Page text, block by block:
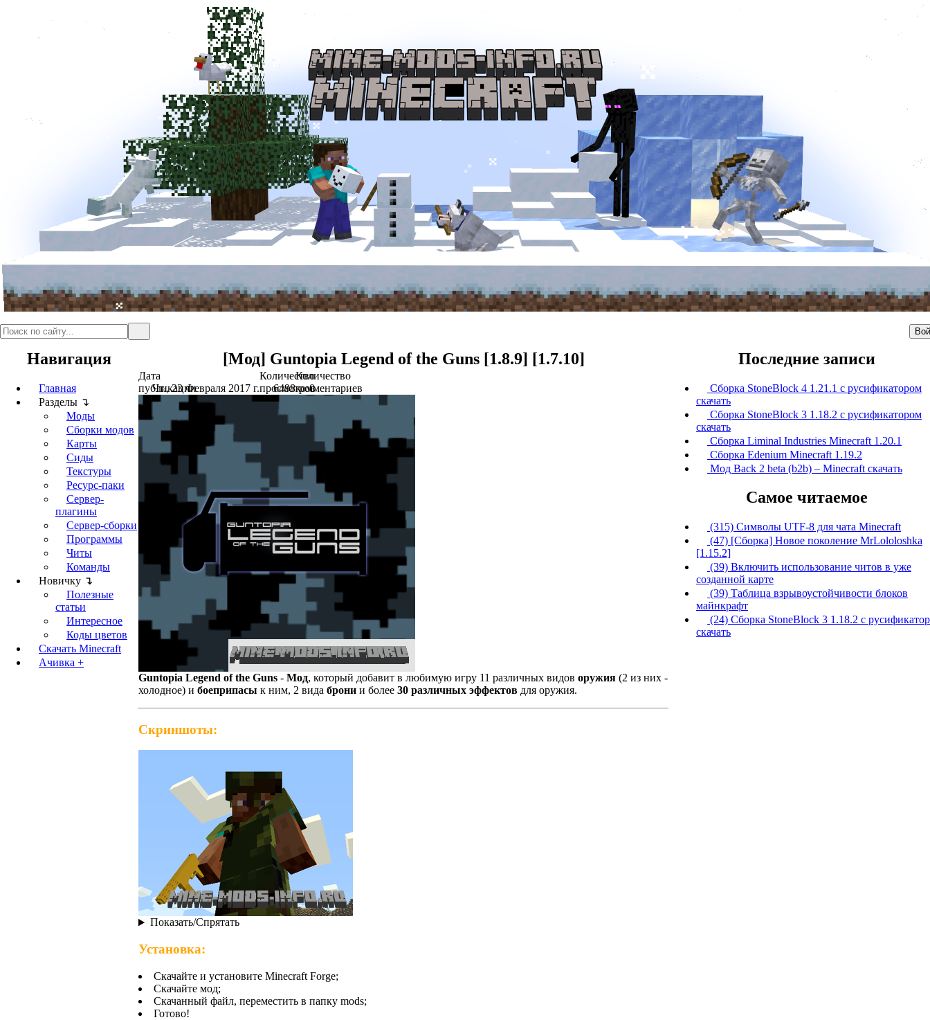
Навигация
Главная
Разделы ↴
Моды
Сборки модов
Карты
Сиды
Текстуры
Ресурс-паки
Сервер-
плагины
Сервер-сборки
Программы
Читы
Команды
Новичку ↴
Полезные
статьи
Интересное
Коды цветов
Скачать Minecraft
Ачивка +
[Мод] Guntopia Legend of the Guns [1.8.9] [1.7.10]
Дата
публикации
Чт., 23 Февраля 2017 г.
Количество
просмотров
6498
Количество
комментариев
0
Guntopia Legend of the Guns - Мод, который добавит в любимую игру 11 различных видов оружия (2 из них -
холодное) и боеприпасы к ним, 2 вида брони и более 30 различных эффектов для оружия.
Скриншоты:
Показать/Спрятать
Установка:
Скачайте и установите Minecraft Forge;
Скачайте мод;
Скачанный файл, переместить в папку mods;
Готово!
Последние записи
Сборка StoneBlock 4 1.21.1 с русификатором
скачать
Сборка StoneBlock 3 1.18.2 с русификатором
скачать
Сборка Liminal Industries Minecraft 1.20.1
Сборка Edenium Minecraft 1.19.2
Мод Back 2 beta (b2b) – Minecraft скачать
Самое читаемое
(315) Символы UTF-8 для чата Minecraft
(47) [Сборка] Новое поколение MrLololoshka
[1.15.2]
(39) Включить использование читов в уже
созданной карте
(39) Таблица взрывоустойчивости блоков
майнкрафт
(24) Сборка StoneBlock 3 1.18.2 с
скачать